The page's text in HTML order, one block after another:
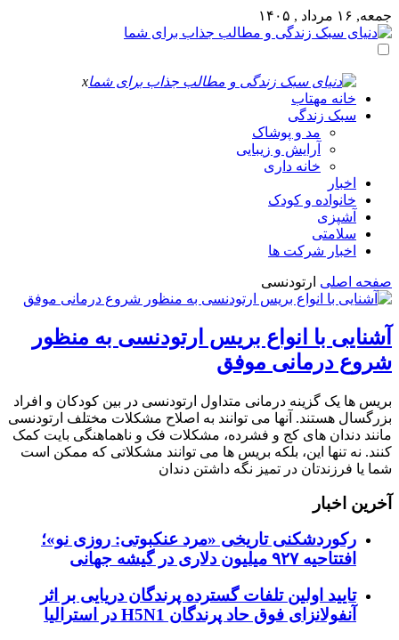
جمعه, ۱۶ مرداد , ۱۴۰۵
x
خانه مهتاب
سبک زندگی
مد و پوشاک
آرایش و زیبایی
خانه داری
اخبار
خانواده و کودک
آشپزی
سلامتی
اخبار شرکت ها
صفحه اصلی ارتودنسی
آشنایی با انواع بریس ارتودنسی به منظور
شروع درمانی موفق
بریس ها یک گزینه درمانی متداول ارتودنسی در بین کودکان و افراد
بزرگسال هستند. آنها می توانند به اصلاح مشکلات مختلف ارتودنسی
مانند دندان های کج و فشرده، مشکلات فک و ناهماهنگی بایت کمک
کنند. نه تنها این، بلکه بریس ها می توانند مشکلاتی که ممکن است
شما یا فرزندتان در تمیز نگه داشتن دندان
آخرین اخبار
رکوردشکنی تاریخی «مرد عنکبوتی: روزی نو»؛
افتتاحیه ۹۲۷ میلیون دلاری در گیشه جهانی
تایید اولین تلفات گسترده پرندگان دریایی بر اثر
آنفولانزای فوق حاد پرندگان H5N1 در استرالیا